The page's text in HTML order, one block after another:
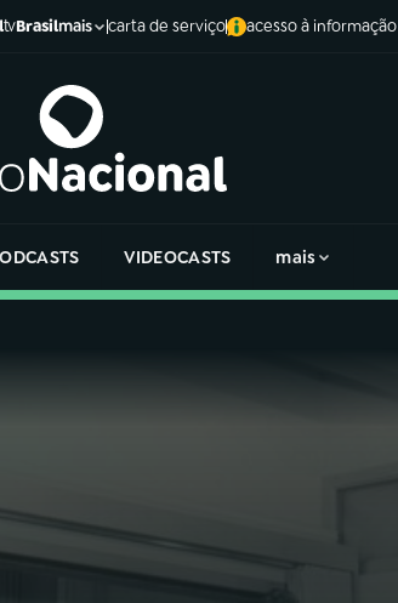
tvBrasilmais carta de serviço acesso à informação
VIDEOCASTS mais